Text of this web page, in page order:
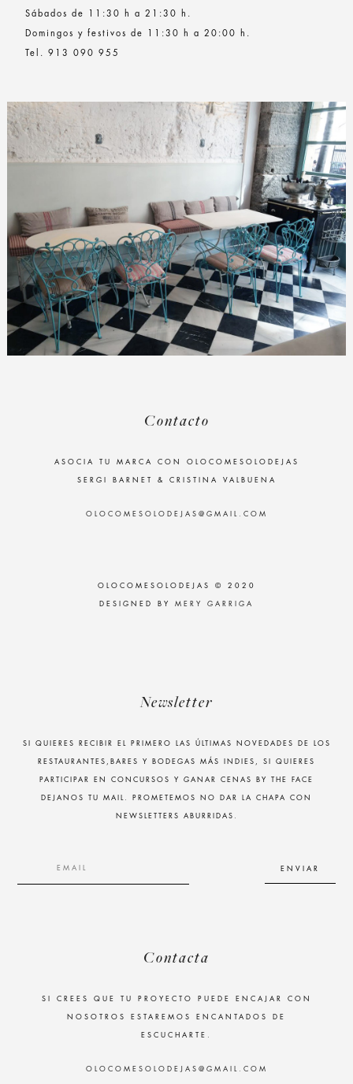
Sábados de 11:30 h a 21:30 h.
Domingos y festivos de 11:30 h a 20:00 h.
Tel. 913 090 955
Contacto
ASOCIA TU MARCA CON OLOCOMESOLODEJAS
SERGI BARNET & CRISTINA VALBUENA
OLOCOMESOLODEJAS@GMAIL.COM
OLOCOMESOLODEJAS © 2020
DESIGNED BY MERY GARRIGA
Newsletter
SI QUIERES RECIBIR EL PRIMERO LAS ÚLTIMAS NOVEDADES DE LOS
RESTAURANTES,BARES Y BODEGAS MÁS INDIES, SI QUIERES
PARTICIPAR EN CONCURSOS Y GANAR CENAS BY THE FACE
DEJANOS TU MAIL. PROMETEMOS NO DAR LA CHAPA CON
NEWSLETTERS ABURRIDAS.
Contacta
SI CREES QUE TU PROYECTO PUEDE ENCAJAR CON
NOSOTROS ESTAREMOS ENCANTADOS DE
ESCUCHARTE.
OLOCOMESOLODEJAS@GMAIL.COM